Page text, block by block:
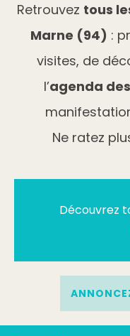
Retrouvez tous
Marne (94) :
visites, de
l’agenda
Ne ratez
Découvrez